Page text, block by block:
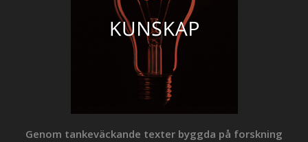
Genom tankeväckande texter byggda på forskning